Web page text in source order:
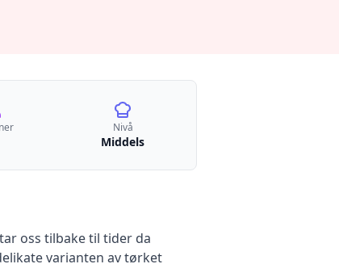
Nivå
Middels
oss tilbake til tider da
varianten av tørket